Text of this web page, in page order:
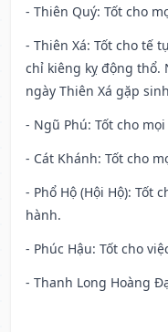
- Thiên Quý: Tốt cho
- Thiên Xá: Tốt cho tế
chỉ kiêng kỵ động thổ.
ngày Thiên Xá gặp
- Ngũ Phú: Tốt cho mọi
- Cát Khánh: Tốt cho
- Phổ Hộ (Hội Hộ): Tốt
hành.
- Phúc Hậu: Tốt cho
- Thanh Long Hoàng